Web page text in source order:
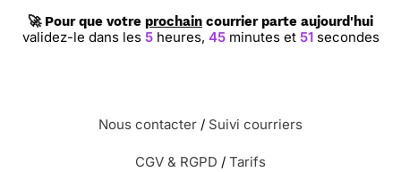
🚀 Pour que votre prochain courrier parte aujourd'hui
validez-le dans les 5heures, 45minutes et 50 secondes
Nous contacter / Suivi courriers
CGV & RGPD / Tarifs